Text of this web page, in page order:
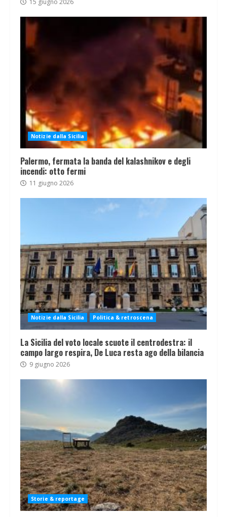
15 giugno 2026
Notizie dalla Sicilia
Palermo, fermata la banda del kalashnikov e degli
incendi: otto fermi
11 giugno 2026
Notizie dalla Sicilia Politica & retroscena
La Sicilia del voto locale scuote il centrodestra: il
campo largo respira, De Luca resta ago della bilancia
9 giugno 2026
Storie & reportage